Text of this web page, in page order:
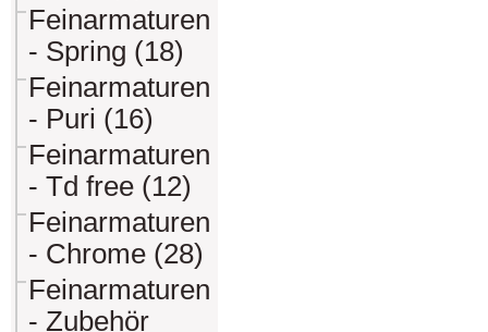
Feinarmaturen
- Spring (18)
Feinarmaturen
- Puri (16)
Feinarmaturen
- Td free (12)
Feinarmaturen
- Chrome (28)
Feinarmaturen
- Zubehör